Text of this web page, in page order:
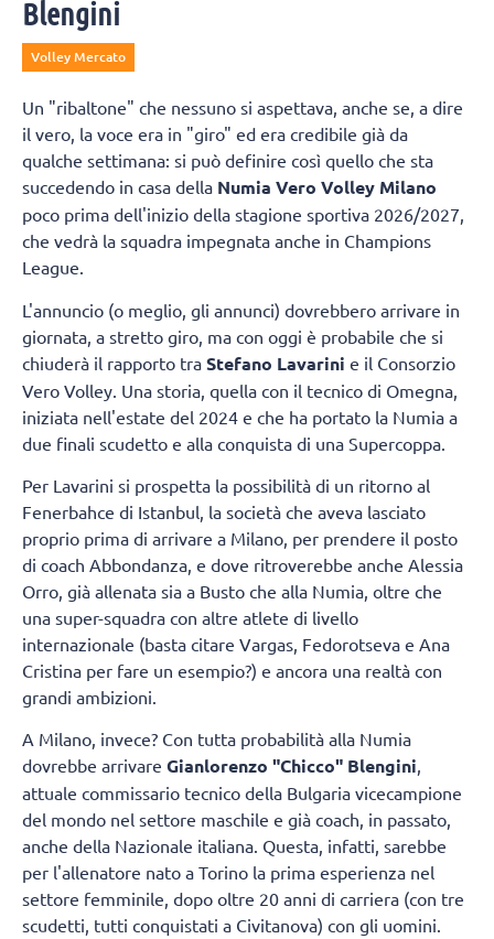
Blengini
Volley Mercato
Un "ribaltone" che nessuno si aspettava, anche se, a dire
il vero, la voce era in "giro" ed era credibile già da
qualche settimana: si può definire così quello che sta
succedendo in casa della Numia Vero Volley Milano
poco prima dell'inizio della stagione sportiva 2026/2027,
che vedrà la squadra impegnata anche in Champions
League.
L'annuncio (o meglio, gli annunci) dovrebbero arrivare in
giornata, a stretto giro, ma con oggi è probabile che si
chiuderà il rapporto tra Stefano Lavarini e il Consorzio
Vero Volley. Una storia, quella con il tecnico di Omegna,
iniziata nell'estate del 2024 e che ha portato la Numia a
due finali scudetto e alla conquista di una Supercoppa.
Per Lavarini si prospetta la possibilità di un ritorno al
Fenerbahce di Istanbul, la società che aveva lasciato
proprio prima di arrivare a Milano, per prendere il posto
di coach Abbondanza, e dove ritroverebbe anche Alessia
Orro, già allenata sia a Busto che alla Numia, oltre che
una super-squadra con altre atlete di livello
internazionale (basta citare Vargas, Fedorotseva e Ana
Cristina per fare un esempio?) e ancora una realtà con
grandi ambizioni.
A Milano, invece? Con tutta probabilità alla Numia
dovrebbe arrivare Gianlorenzo "Chicco" Blengini,
attuale commissario tecnico della Bulgaria vicecampione
del mondo nel settore maschile e già coach, in passato,
anche della Nazionale italiana. Questa, infatti, sarebbe
per l'allenatore nato a Torino la prima esperienza nel
settore femminile, dopo oltre 20 anni di carriera (con tre
scudetti, tutti conquistati a Civitanova) con gli uomini.